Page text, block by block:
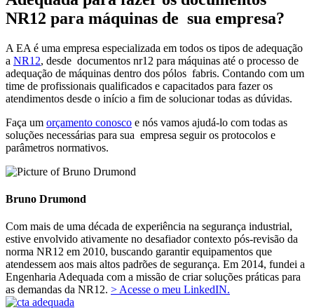
NR12 para máquinas de sua empresa?
A EA é uma empresa especializada em todos os tipos de adequação
a NR12, desde documentos nr12 para máquinas até o processo de
adequação de máquinas dentro dos pólos fabris. Contando com um
time de profissionais qualificados e capacitados para fazer os
atendimentos desde o início a fim de solucionar todas as dúvidas.
Faça um orçamento conosco e nós vamos ajudá-lo com todas as
soluções necessárias para sua empresa seguir os protocolos e
parâmetros normativos.
Bruno Drumond
Com mais de uma década de experiência na segurança industrial,
estive envolvido ativamente no desafiador contexto pós-revisão da
norma NR12 em 2010, buscando garantir equipamentos que
atendessem aos mais altos padrões de segurança. Em 2014, fundei a
Engenharia Adequada com a missão de criar soluções práticas para
as demandas da NR12. > Acesse o meu LinkedIN.